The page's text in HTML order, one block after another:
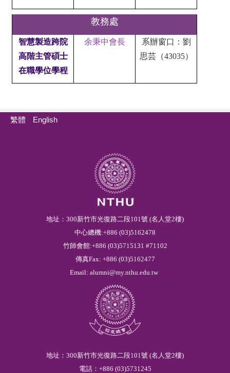
教務處
智慧製造跨院
高階主管碩士
在職學位學程
余秉中會長
系辦窗口：劉
思芸（43035）
繁體 English
地址：300新竹市光復路二段101號 (名人堂2樓)
中心總機:+886 (03)5162478
竹師會館:+886 (03)5715131 #71102
傳真Fax: +886 (03)5162477
Email: alumni@my.nthu.edu.tw
地址：300新竹市光復路二段101號 (名人堂2樓)
電話： +886 (03)5731245